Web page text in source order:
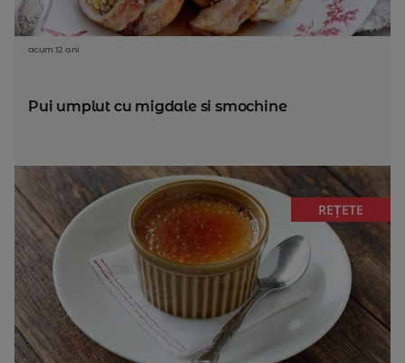
acum 12 ani
Pui umplut cu migdale si smochine
REȚETE